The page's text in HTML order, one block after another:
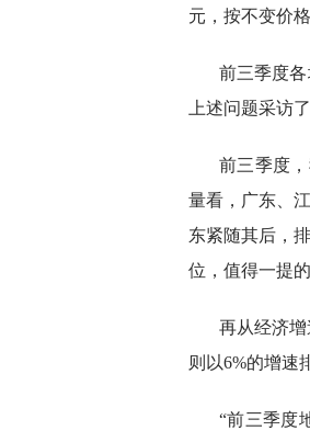
元，按不变价
前三季度
上述问题采访
前三季度
量看，广东、
东紧随其后，
位，值得一提
再从经济
则以6%的增速
“前三季度